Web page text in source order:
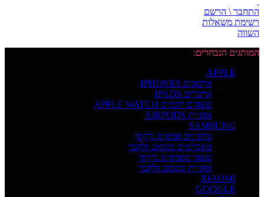
התחבר \ הרשם
רשימת משאלות
השווה
המותגים הנבחרים:
APPLE
אייפונים IPHONES
אייפדים IPADS
שעונים חכמים APPLE WATCH
אוזניות AIRPODS
SAMSUNG
טלפונים סמסונג גלקסי
טאבלטים סמסונג גלקסי
שעוני ססמסונג גלקסי
אוזניות סמסונג גלקסי
XIAOMI
GOOGLE